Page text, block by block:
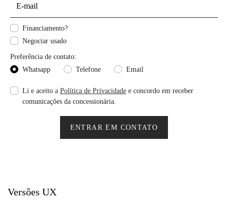
Financiamento?
Negociar usado
Preferência de contato:
Whatsapp
Telefone Email
Li e aceito a Política de Privacidade e concordo em receber
comunicações da concessionária.
ENTRAR EM CONTATO
Versões UX